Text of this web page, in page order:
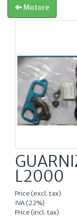
Motore
L2000
Price (excl. tax)
IVA (22%)
Price (incl. tax)